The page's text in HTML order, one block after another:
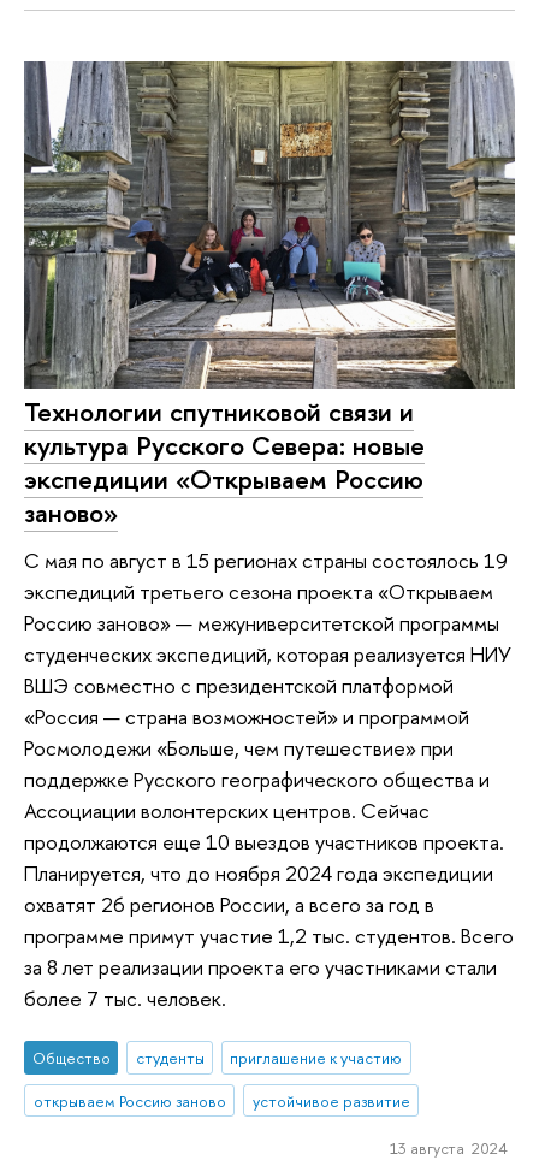
Технологии спутниковой связи и
культура Русского Севера: новые
экспедиции «Открываем Россию
заново»
С мая по август в 15 регионах страны состоялось 19
экспедиций третьего сезона проекта «Открываем
Россию заново» — межуниверситетской программы
студенческих экспедиций, которая реализуется НИУ
ВШЭ совместно с президентской платформой
«Россия — страна возможностей» и программой
Росмолодежи «Больше, чем путешествие» при
поддержке Русского географического общества и
Ассоциации волонтерских центров. Сейчас
продолжаются еще 10 выездов участников проекта.
Планируется, что до ноября 2024 года экспедиции
охватят 26 регионов России, а всего за год в
программе примут участие 1,2 тыс. студентов. Всего
за 8 лет реализации проекта его участниками стали
более 7 тыс. человек.
Общество студенты
приглашение к участию
открываем Россию заново
устойчивое развитие
13 августа 2024